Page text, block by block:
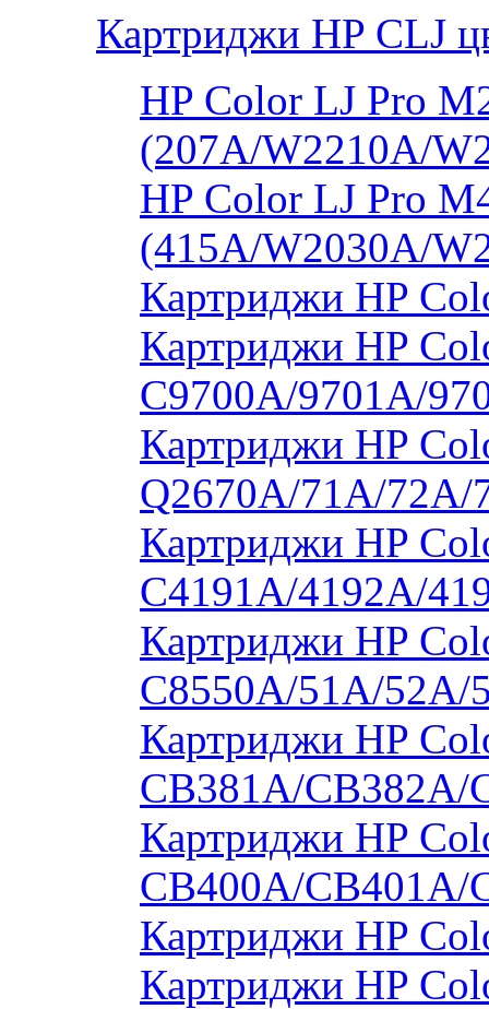
Картриджи HP CLJ
HP Color LJ Pro
(207A/W2210A/
HP Color LJ Pro
(415A/W2030A/
Картриджи HP
Картриджи HP
C9700A/9701A/
Картриджи HP
Q2670A/71A/
Картриджи HP
C4191A/4192A/
Картриджи HP
C8550A/51A/
Картриджи HP
CB381A/CB382A/
Картриджи HP
CB400A/CB401A/
Картриджи HP
Картриджи HP